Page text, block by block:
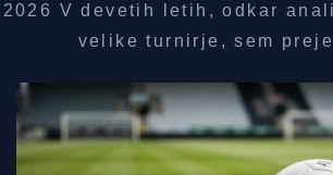
2026 V devetih letih, odkar
velike turnirje, sem